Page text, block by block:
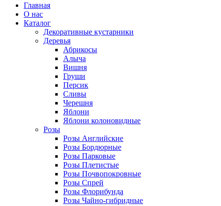
Главная
О нас
Каталог
Декоративные кустарники
Деревья
Абрикосы
Алыча
Вишня
Груши
Персик
Сливы
Черешня
Яблони
Яблони колоновидные
Розы
Розы Английские
Розы Бордюрные
Розы Парковые
Розы Плетистые
Розы Почвопокровные
Розы Спрей
Розы Флорибунда
Розы Чайно-гибридные